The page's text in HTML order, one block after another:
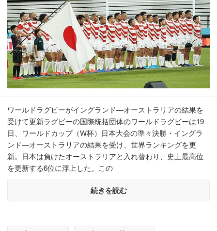
ワールドラグビーがイングランド―オーストラリアの結果を
受けて更新ラグビーの国際統括団体のワールドラグビーは19
日、ワールドカップ（W杯）日本大会の準々決勝・イングラ
ンド―オーストラリアの結果を受け、世界ランキングを更
新。日本は負けたオーストラリアと入れ替わり、史上最高位
を更新する6位に浮上した。この
続きを読む